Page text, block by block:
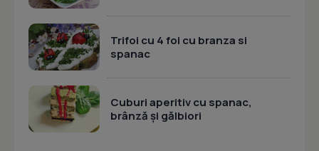
Trifoi cu 4 foi cu branza si
spanac
Cuburi aperitiv cu spanac,
brânză și gălbiori